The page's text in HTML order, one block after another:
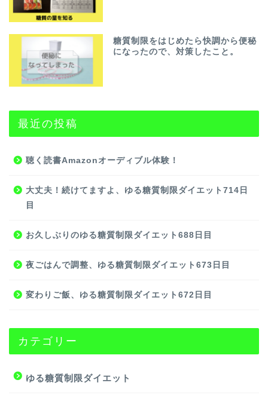
糖質制限をはじめたら快調から便秘
になったので、対策したこと。
最近の投稿
聴く読書Amazonオーディブル体験！
大丈夫！続けてますよ、ゆる糖質制限ダイエット714日
目
お久しぶりのゆる糖質制限ダイエット688日目
夜ごはんで調整、ゆる糖質制限ダイエット673日目
変わりご飯、ゆる糖質制限ダイエット672日目
カテゴリー
ゆる糖質制限ダイエット